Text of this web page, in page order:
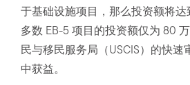
于基础设施项目，那么投资额将达
多数 EB-5 项目的投资额仅为 80
民与移民服务局（USCIS）的快速
中获益。